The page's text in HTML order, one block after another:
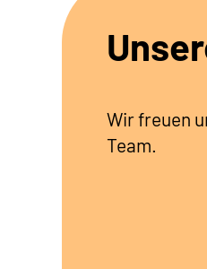
Wir freuen
Team.